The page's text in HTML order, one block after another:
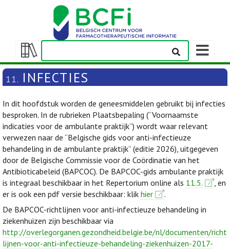
Weergeven/verbergen
inhoudstafel
11. INFECTIES
In dit hoofdstuk worden de geneesmiddelen gebruikt bij infecties
besproken. In de rubrieken Plaatsbepaling (“Voornaamste
indicaties voor de ambulante praktijk”) wordt waar relevant
verwezen naar de “Belgische gids voor anti-infectieuze
behandeling in de ambulante praktijk” (editie 2026), uitgegeven
door de Belgische Commissie voor de Coördinatie van het
Antibioticabeleid (BAPCOC). De BAPCOC-gids ambulante praktijk
is integraal beschikbaar in het Repertorium online als 11.5.
, en
er is ook een pdf versie beschikbaar: klik hier
.
De BAPCOC-richtlijnen voor anti-infectieuze behandeling in
ziekenhuizen zijn beschikbaar via
http://overlegorganen.gezondheid.belgie.be/nl/documenten/richt
lijnen-voor-anti-infectieuze-behandeling-ziekenhuizen-2017-